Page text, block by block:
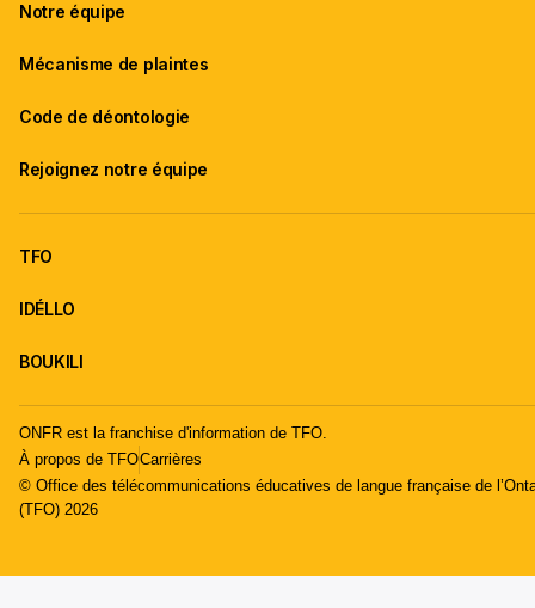
Notre équipe
Mécanisme de plaintes
Code de déontologie
Rejoignez notre équipe
TFO
IDÉLLO
BOUKILI
ONFR est la franchise d'information de TFO.
À propos de TFOCarrières
© Office des télécommunications éducatives de langue française de
(TFO) 2026